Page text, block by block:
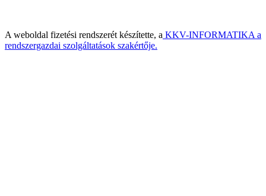
A weboldal fizetési rendszerét készítette, a KKV-INFORMATIKA a
rendszergazdai szolgáltatások szakértője.